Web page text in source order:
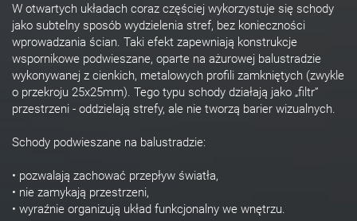
W otwartych układach coraz częściej wykorzystuje się schody
jako subtelny sposób wydzielenia stref, bez konieczności
wprowadzania ścian. Taki efekt zapewniają konstrukcje
wspornikowe podwieszane, oparte na ażurowej balustradzie
wykonywanej z cienkich, metalowych profili zamkniętych (zwykle
o przekroju 25x25mm). Tego typu schody działają jako „filtr”
przestrzeni - oddzielają strefy, ale nie tworzą barier wizualnych.
Schody podwieszane na balustradzie:
• pozwalają zachować przepływ światła,
• nie zamykają przestrzeni,
• wyraźnie organizują układ funkcjonalny we wnętrzu.